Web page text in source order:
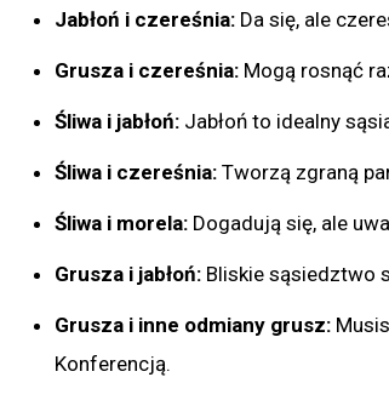
Jabłoń i czereśnia: Da się, ale
Grusza i czereśnia: Mogą rosnąć
Śliwa i jabłoń: Jabłoń to idealny
Śliwa i czereśnia: Tworzą zgraną
Śliwa i morela: Dogadują się, ale
Grusza i jabłoń: Bliskie sąsiedztwo
Grusza i inne odmiany grusz:
Konferencją.